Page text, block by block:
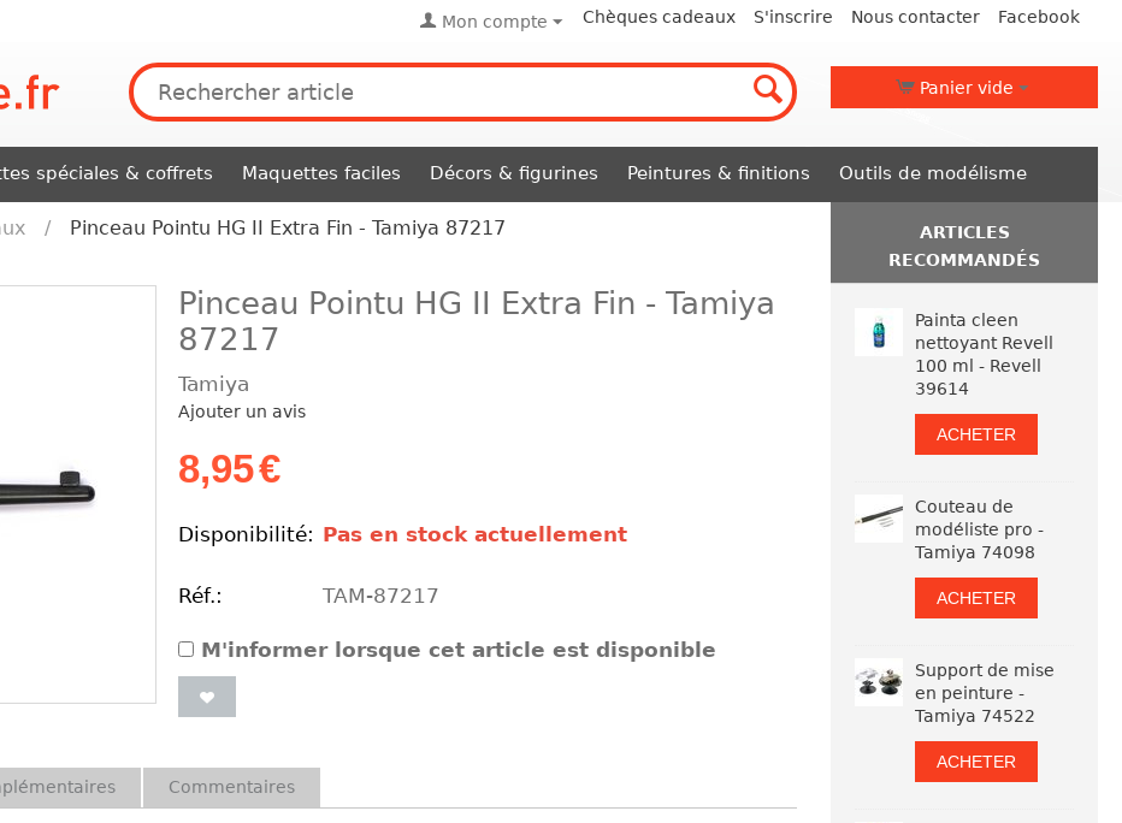
Chèques cadeaux S'inscrire Nous contacter Facebook
Mon compte
Panier vide
spéciales & coffrets Maquettes faciles Décors & figurines Peintures & finitions Outils de modélisme
/ Pinceau Pointu HG II Extra Fin - Tamiya 87217
Pinceau Pointu HG II Extra Fin - Tamiya
87217
Tamiya
Ajouter un avis
8,95€
Disponibilité: Pas en stock actuellement
Réf.: TAM-87217
M'informer lorsque cet article est disponible
Commentaires
ARTICLES
RECOMMANDÉS
Painta cleen
nettoyant Revell
100 ml - Revell
39614
ACHETER
Couteau de
modéliste pro -
Tamiya 74098
ACHETER
Support de mise
en peinture -
Tamiya 74522
ACHETER